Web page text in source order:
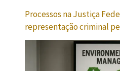
Processos na Justiça
representação criminal